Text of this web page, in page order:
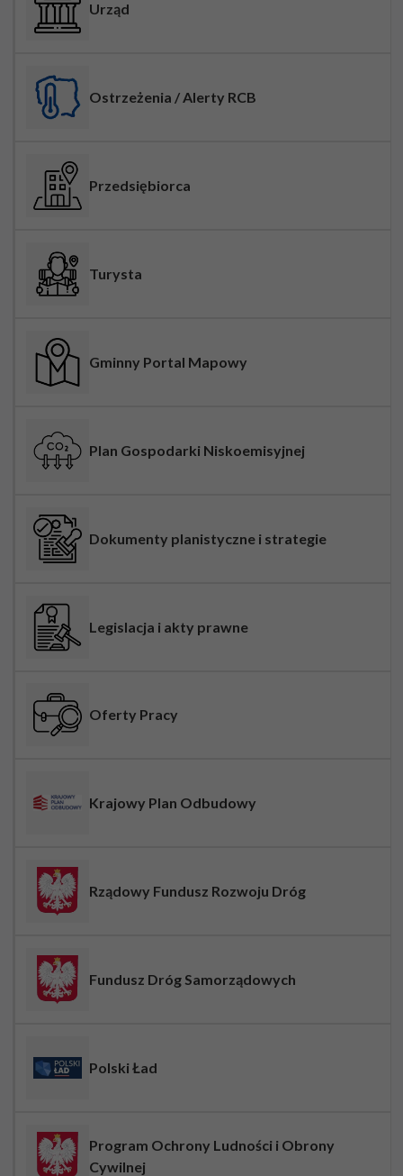
Urząd
Ostrzeżenia / Alerty RCB
Przedsiębiorca
Turysta
Gminny Portal Mapowy
Plan Gospodarki Niskoemisyjnej
Dokumenty planistyczne i strategie
Legislacja i akty prawne
Oferty Pracy
Krajowy Plan Odbudowy
Rządowy Fundusz Rozwoju Dróg
Fundusz Dróg Samorządowych
Polski Ład
Program Ochrony Ludności i Obrony
Cywilnej